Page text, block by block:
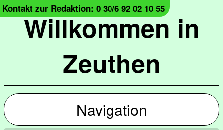
Willkommen in
Zeuthen
Kontakt zur Redaktion: 0 30/6 92 02 10 55
Navigation